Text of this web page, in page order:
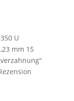
U
mm 15